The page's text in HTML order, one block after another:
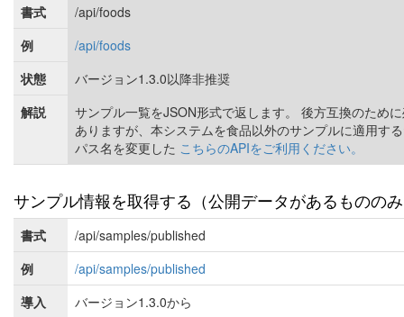
書式
/api/foods
例
/api/foods
状態
バージョン1.3.0以降非推奨
解説
サンプル一覧をJSON形式で返します。 後方互換のため
ありますが、本システムを食品以外のサンプルに適用す
パス名を変更した こちらのAPIをご利用ください。
サンプル情報を取得する（公開データがあるものの
書式
/api/samples/published
例
/api/samples/published
導入
バージョン1.3.0から